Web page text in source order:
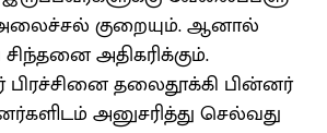
குறையும். ஆனால்
அதிகரிக்கும்.
பிரச்சினை தலைதூக்கி பின்னர்
அனுசரித்து செல்வது